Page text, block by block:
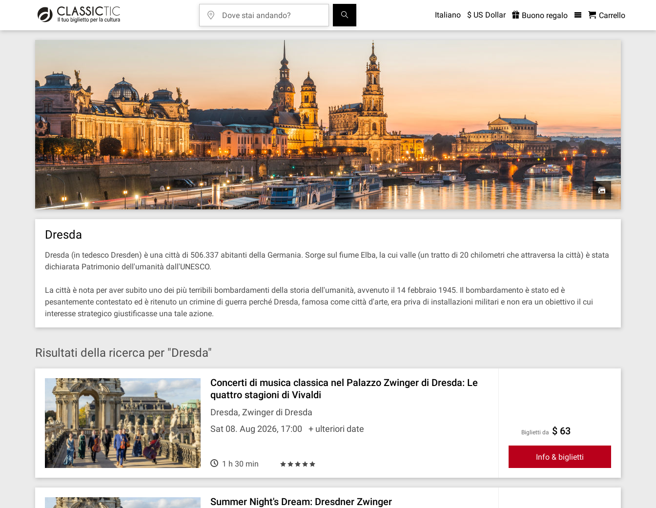
Italiano $ US Dollar Buono regalo Carrello
Dresda
Dresda (in tedesco Dresden) è una città di 506.337 abitanti della Germania. Sorge sul fiume Elba, la cui valle (un tratto di 20 chilometri che attraversa la città) è stata
dichiarata Patrimonio dell'umanità dall'UNESCO.
La città è nota per aver subito uno dei più terribili bombardamenti della storia dell'umanità, avvenuto il 14 febbraio 1945. Il bombardamento è stato ed è
pesantemente contestato ed è ritenuto un crimine di guerra perché Dresda, famosa come città d'arte, era priva di installazioni militari e non era un obiettivo il cui
interesse strategico giustificasse una tale azione.
Risultati della ricerca per "Dresda"
Concerti di musica classica nel Palazzo Zwinger di Dresda: Le
quattro stagioni di Vivaldi
Dresda, Zwinger di Dresda
Sat 08. Aug 2026, 17:00
+ ulteriori date
1 h 30 min
Biglietti da $ 63
Info & biglietti
Summer Night's Dream: Dresdner Zwinger